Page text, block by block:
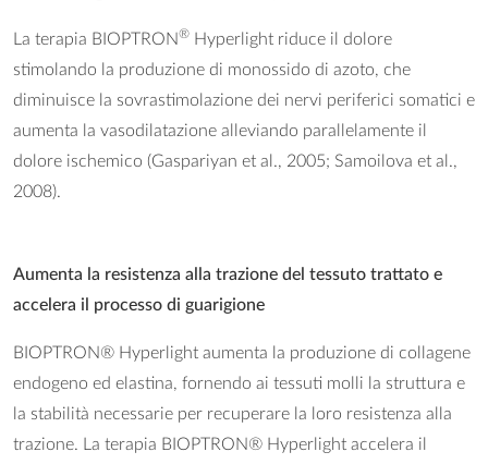
La terapia BIOPTRON® Hyperlight riduce il dolore
stimolando la produzione di monossido di azoto, che
diminuisce la sovrastimolazione dei nervi periferici somatici e
aumenta la vasodilatazione alleviando parallelamente il
dolore ischemico (Gaspariyan et al., 2005; Samoilova et al.,
2008).
Aumenta la resistenza alla trazione del tessuto trattato e
accelera il processo di guarigione
BIOPTRON® Hyperlight aumenta la produzione di collagene
endogeno ed elastina, fornendo ai tessuti molli la struttura e
la stabilità necessarie per recuperare la loro resistenza alla
trazione. La terapia BIOPTRON® Hyperlight accelera il